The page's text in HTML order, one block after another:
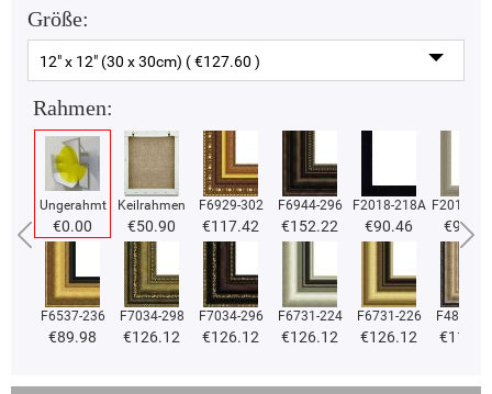
Größe:
12" x 12" (30 x 30cm) ( €127.60 )
Rahmen:
Ungerahmt
€0.00
Keilrahmen
€50.90
F6929-302
€117.42
F6944-296
€152.22
F2018-218A
€90.46
F2018-
€90.46
F6537-236
€89.98
F7034-298
€126.12
F7034-296
€126.12
F6731-224
€126.12
F6731-226
€126.12
F4827-